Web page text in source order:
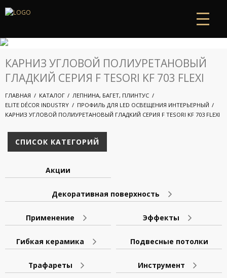
КАРНИЗ УГЛОВОЙ ПОЛИУРЕТАНОВЫЙ
ГЛАДКИЙ СЕРИЯ F TESORI KF 703 FLEXI
ГЛАВНАЯ КАТАЛОГ
ЛЕПНИНА, БАГЕТ, ПЛИНТУС
ELITE DÉCOR INDUSTRY
ПРОФИЛЬ ДЛЯ LED ОСВЕЩЕНИЯ ИНТЕРЬЕРНЫЙ
КАРНИЗ УГЛОВОЙ ПОЛИУРЕТАНОВЫЙ ГЛАДКИЙ СЕРИЯ F TESORI KF 703 FLEXI
СПИСОК КАТЕГОРИЙ
Акции
Декоративная поверхность
Применение Эффекты
Гибкая керамика Подвесные потолки
Трафареты Инструмент